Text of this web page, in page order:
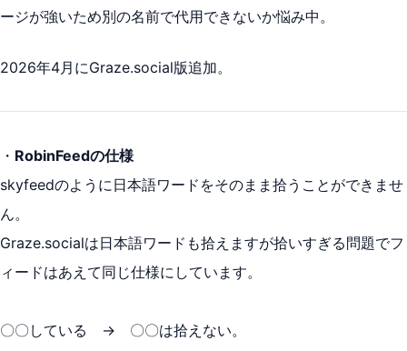
ージが強いため別の名前で代用できないか悩み中。
2026年4月にGraze.social版追加。
・ RobinFeedの仕様
skyfeedのように日本語ワードをそのまま拾うことができませ
ん。
Graze.socialは日本語ワードも拾えますが拾いすぎる問題でフ
ィードはあえて同じ仕様にしています。
〇〇している → 〇〇は拾えない。